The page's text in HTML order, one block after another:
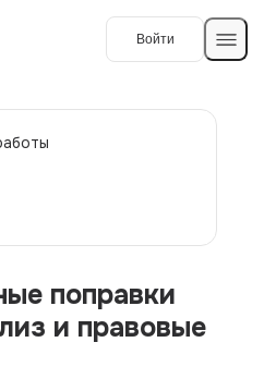
Войти
поправки
и правовые